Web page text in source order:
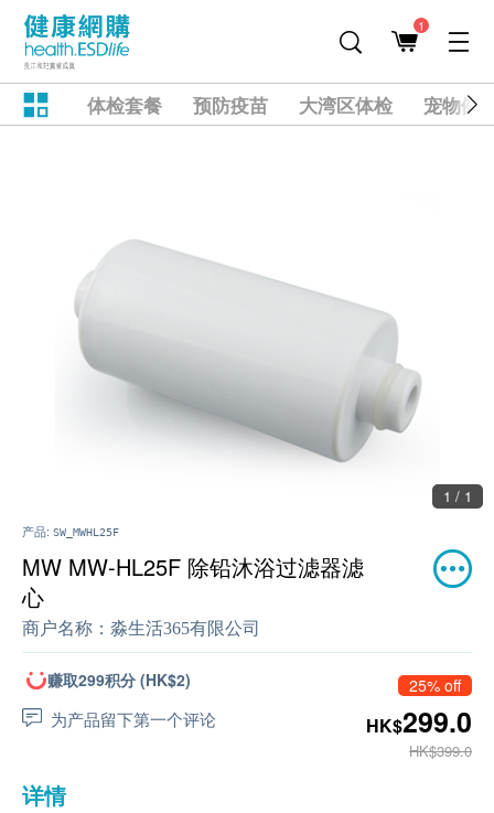
1
体检套餐 预防疫苗 大湾区体检 宠物健
1 / 1
产品: SW_MWHL25F
MW MW-HL25F 除铅沐浴过滤器滤
心
商户名称： 淼生活365有限公司
赚取299积分 (HK$2)
为产品留下第一个评论
25% off
HK$299.0
HK$399.0
详情